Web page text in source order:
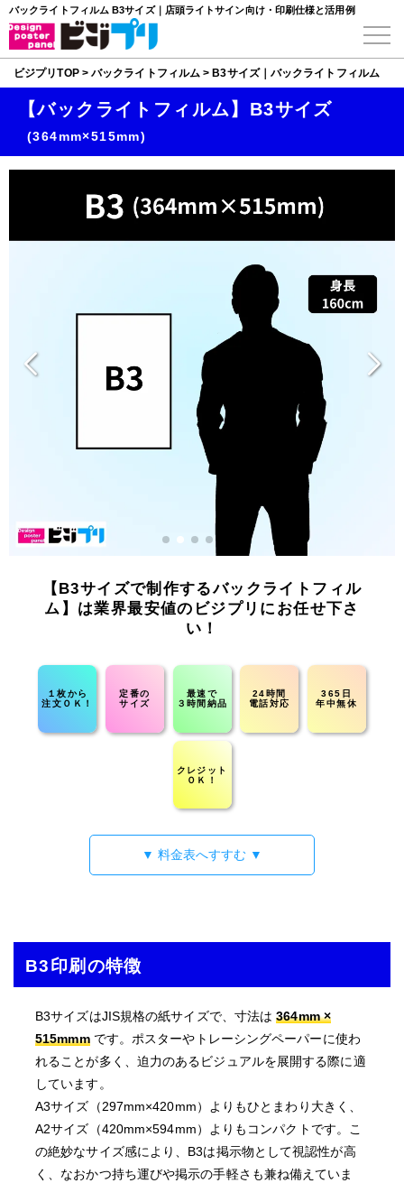
バックライトフィルム B3サイズ｜店頭ライトサイン向け・印刷仕様と活用例
ビジプリTOP>バックライトフィルム > B3サイズ｜バックライトフィルム
【バックライトフィルム】B3サイズ
(364mm×515mm)
【B3サイズで制作するバックライトフィル
ム】は業界最安値のビジプリにお任せ下さ
い！
１枚から
注文ＯＫ！
定番の
サイズ
最速で
３時間納品
24時間
電話対応
365日
年中無休
クレジット
ＯＫ！
▼ 料金表へすすむ ▼
B3印刷の特徴
B3サイズはJIS規格の紙サイズで、寸法は364mm ×
515mmmです。ポスターやトレーシングペーパーに使わ
れることが多く、迫力のあるビジュアルを展開する際に適
しています。
A3サイズ（297mm×420mm）よりもひとまわり大きく、
A2サイズ（420mm×594mm）よりもコンパクトです。こ
の絶妙なサイズ感により、B3は掲示物として視認性が高
く、なおかつ持ち運びや掲示の手軽さも兼ね備えていま